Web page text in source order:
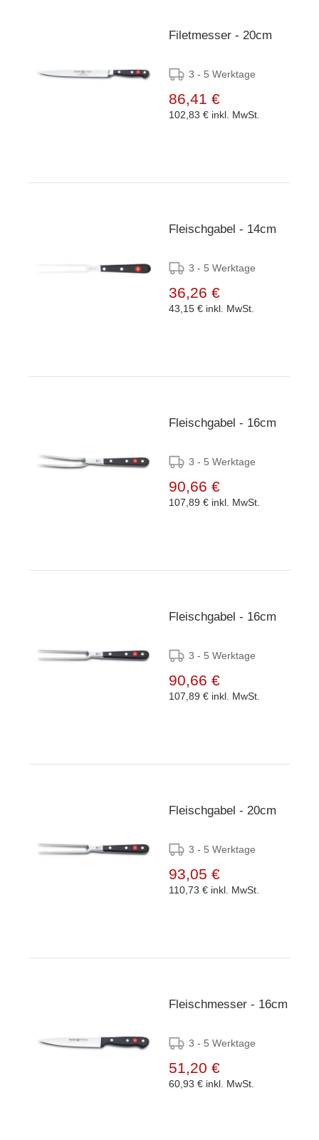
Filetmesser - 20cm
3 - 5 Werktage
86,41 €
102,83 € inkl. MwSt.
Fleischgabel - 14cm
3 - 5 Werktage
36,26 €
43,15 € inkl. MwSt.
Fleischgabel - 16cm
3 - 5 Werktage
90,66 €
107,89 € inkl. MwSt.
Fleischgabel - 16cm
3 - 5 Werktage
90,66 €
107,89 € inkl. MwSt.
Fleischgabel - 20cm
3 - 5 Werktage
93,05 €
110,73 € inkl. MwSt.
Fleischmesser - 16cm
3 - 5 Werktage
51,20 €
60,93 € inkl. MwSt.